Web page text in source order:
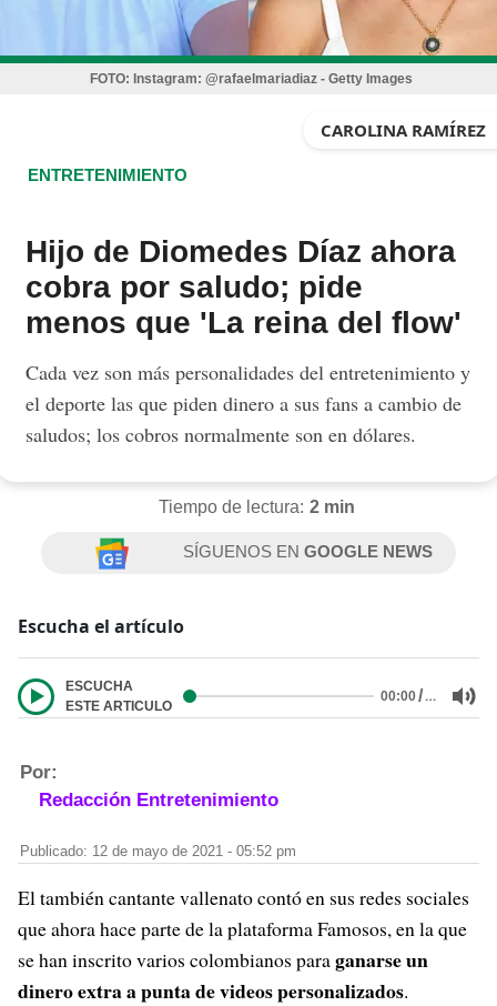
FOTO: Instagram: @rafaelmariadiaz - Getty Images
CAROLINA RAMÍREZ
ENTRETENIMIENTO
Hijo de Diomedes Díaz ahora
cobra por saludo; pide
menos que 'La reina del flow'
Cada vez son más personalidades del entretenimiento y
el deporte las que piden dinero a sus fans a cambio de
saludos; los cobros normalmente son en dólares.
Tiempo de lectura: 2 min
SÍGUENOS ENGOOGLE NEWS
Escucha el artículo
ESCUCHA
ESTE ARTICULO
00:00/…
Por:
Redacción Entretenimiento
Publicado: 12 de mayo de 2021 - 05:52 pm
El también cantante vallenato contó en sus redes sociales
que ahora hace parte de la plataforma Famosos, en la que
se han inscrito varios colombianos paraganarse un
dinero extra a punta de videos personalizados.